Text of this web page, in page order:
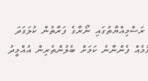
ރަސްމިއްޔާތުގައި ނޯރާގެ ފަރާތުން ކުލަގަދަ
ފެންނާނެ ކަމަށް ބެލުންތެރިން އުއްމީދު